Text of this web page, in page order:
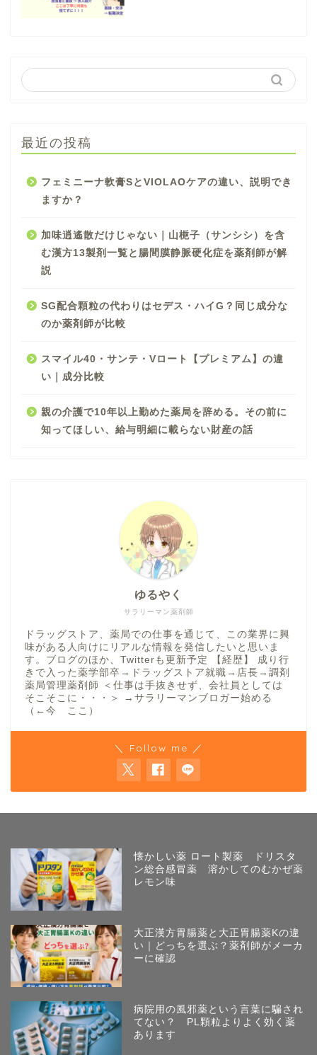
最近の投稿
フェミニーナ軟膏SとVIOLAOケアの違い、説明でき
ますか？
加味逍遙散だけじゃない｜山梔子（サンシシ）を含
む漢方13製剤一覧と腸間膜静脈硬化症を薬剤師が解
説
SG配合顆粒の代わりはセデス・ハイG？同じ成分な
のか薬剤師が比較
スマイル40・サンテ・Vロート【プレミアム】の違
い｜成分比較
親の介護で10年以上勤めた薬局を辞める。その前に
知ってほしい、給与明細に載らない財産の話
サラリーマン薬剤師
ゆるやく
ドラッグストア、薬局での仕事を通じて、この業界に興
味がある人向けにリアルな情報を発信したいと思いま
す。ブログのほか、Twitterも更新予定 【経歴】 成り行
きで入った薬学部卒→ドラッグストア就職→店長→調剤
薬局管理薬剤師 ＜仕事は手抜きせず、会社員としては
そこそこに・・・＞ →サラリーマンブロガー始める
（←今 ここ）
＼ Follow me ／
懐かしい薬 ロート製薬 ドリスタ
ン総合感冒薬 溶かしてのむかぜ薬
レモン味
大正漢方胃腸薬と大正胃腸薬Kの違
い｜どっちを選ぶ？薬剤師がメーカ
ーに確認
病院用の風邪薬という言葉に騙され
てない？ PL顆粒よりよく効く薬
あります